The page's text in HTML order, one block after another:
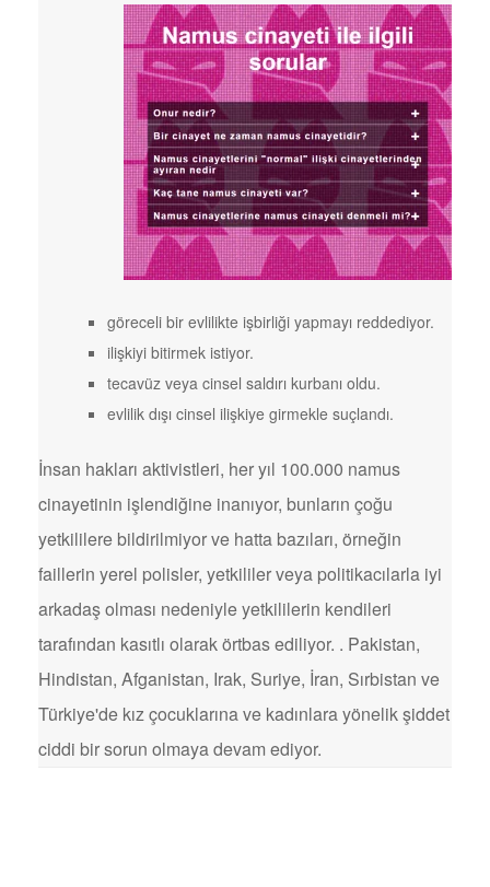
göreceli bir evlilikte işbirliği yapmayı reddediyor.
ilişkiyi bitirmek istiyor.
tecavüz veya cinsel saldırı kurbanı oldu.
evlilik dışı cinsel ilişkiye girmekle suçlandı.
İnsan hakları aktivistleri, her yıl 100.000 namus
cinayetinin işlendiğine inanıyor, bunların çoğu
yetkililere bildirilmiyor ve hatta bazıları, örneğin
faillerin yerel polisler, yetkililer veya politikacılarla iyi
arkadaş olması nedeniyle yetkililerin kendileri
tarafından kasıtlı olarak örtbas ediliyor. . Pakistan,
Hindistan, Afganistan, Irak, Suriye, İran, Sırbistan ve
Türkiye'de kız çocuklarına ve kadınlara yönelik şiddet
ciddi bir sorun olmaya devam ediyor.